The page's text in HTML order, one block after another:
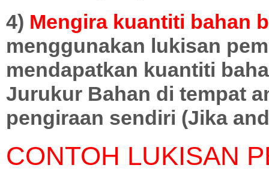
4) Mengira kuantiti bahan
menggunakan lukisan
mendapatkan kuantiti
Jurukur Bahan di tempat
pengiraan sendiri (Jika
CONTOH LUKISAN